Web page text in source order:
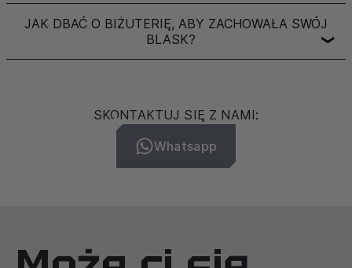
JAK DBAĆ O BIŻUTERIĘ, ABY ZACHOWAŁA SWÓJ
BLASK?
❯
SKONTAKTUJ SIĘ Z NAMI:
Whatsapp